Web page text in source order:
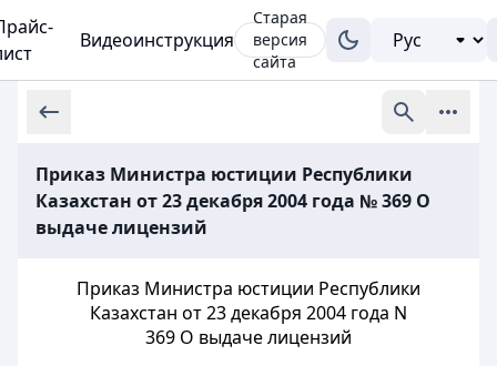
Видеоинструкция
Старая
версия
сайта
Приказ Министра юстиции Республики
Казахстан от 23 декабря 2004 года № 369 О
выдаче лицензий
Приказ Министра юстиции Республики
Казахстан от 23 декабря 2004 года N
369 О выдаче лицензий